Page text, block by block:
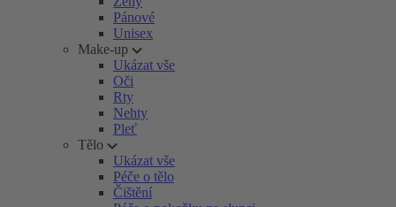
Pánové
Unisex
Make-up
Ukázat vše
Oči
Rty
Nehty
Pleť
Tělo
Ukázat vše
Péče o tělo
Čištění